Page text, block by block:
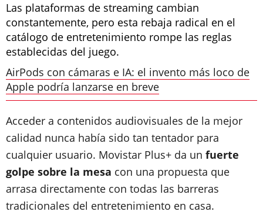
Las plataformas de streaming cambian
constantemente, pero esta rebaja radical en el
catálogo de entretenimiento rompe las reglas
establecidas del juego.
AirPods con cámaras e IA: el invento más loco de
Apple podría lanzarse en breve
Acceder a contenidos audiovisuales de la mejor
calidad nunca había sido tan tentador para
cualquier usuario. Movistar Plus+ da un fuerte
golpe sobre la mesa con una propuesta que
arrasa directamente con todas las barreras
tradicionales del entretenimiento en casa.